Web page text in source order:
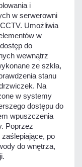
i
w serwerowni
Umożliwia
w
do
wewnątrz
ze szkła,
stanu
Na
w systemy
dostępu do
wpuszczenia
Poprzez
po
do wnętrza,